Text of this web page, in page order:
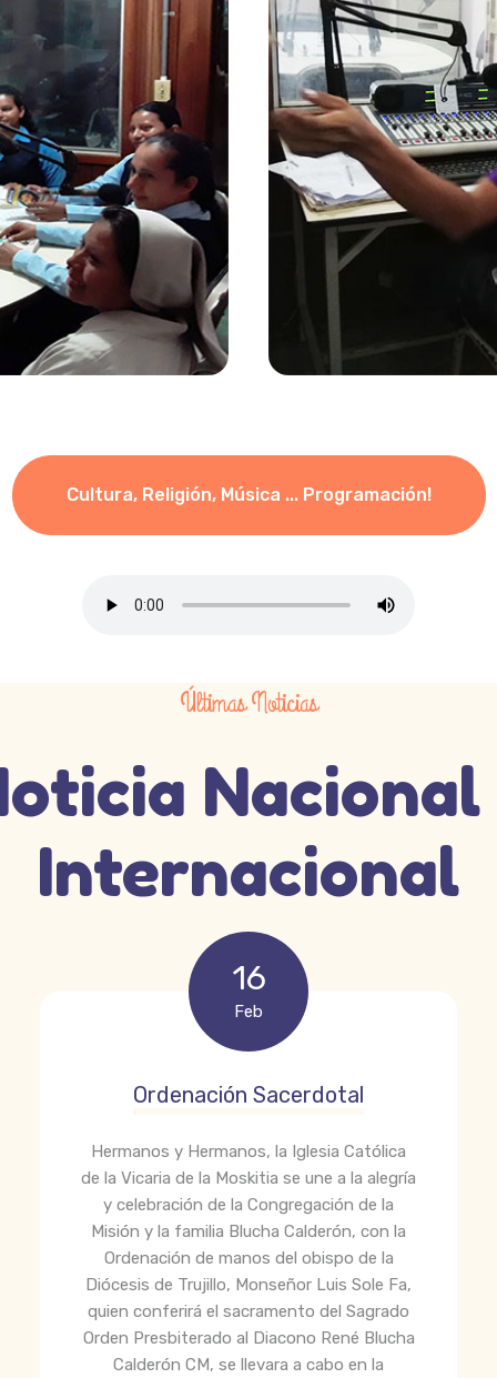
Cultura, Religión, Música ... Programación!
Últimas Noticias
Nacional
Internacional
16
Feb
Ordenación Sacerdotal
Hermanos y Hermanos, la Iglesia Católica
de la Vicaria de la Moskitia se une a la alegría
y celebración de la Congregación de la
Misión y la familia Blucha Calderón, con la
Ordenación de manos del obispo de la
Diócesis de Trujillo, Monseñor Luis Sole Fa,
quien conferirá el sacramento del Sagrado
Orden Presbiterado al Diacono René Blucha
Calderón CM, se llevara a cabo en la